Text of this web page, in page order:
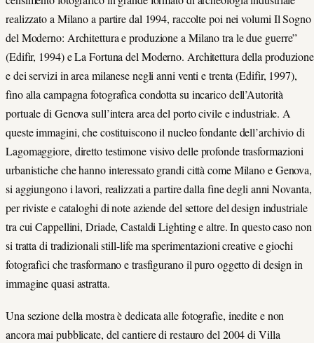
realizzato a Milano a partire dal 1994, raccolte poi nei volumi Il Sogno
del Moderno: Architettura e produzione a Milano tra le due guerre”
(Edifir, 1994) eLa Fortuna del Moderno. Architettura della produzione
e dei servizi in area milanese negli anni venti e trenta (Edifir, 1997),
fino alla campagna fotografica condotta su incarico dell’Autorità
portuale di Genova sull’intera area del porto civile e industriale. A
queste immagini, che costituiscono il nucleo fondante dell’archivio di
Lagomaggiore, direttotestimone visivodelle profonde trasformazioni
urbanistiche che hanno interessato grandi città come Milano e Genova,
si aggiungono i lavori, realizzati a partire dalla fine degli anni Novanta,
per riviste e cataloghi di note aziende del settore del design industriale
tra cui Cappellini, Driade, Castaldi Lighting e altre. In questo caso non
si tratta di tradizionalistill-lifema sperimentazioni creative e giochi
fotografici che trasformano e trasfigurano il puro oggetto di design in
immagine quasi astratta.
Una sezione della mostra è dedicata alle fotografie, inedite e non
ancora mai pubblicate, del cantiere di restauro del 2004 di Villa